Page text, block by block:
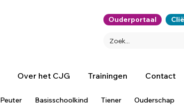
Ouderportaal
Over het CJG Trainingen Contact
Peuter Basisschoolkind Tiener Ouderschap